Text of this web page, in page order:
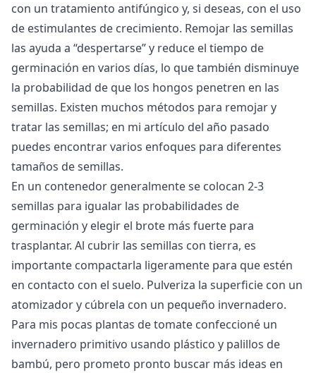
con un tratamiento antifúngico y, si deseas, con el uso
de estimulantes de crecimiento. Remojar las semillas
las ayuda a “despertarse” y reduce el tiempo de
germinación en varios días, lo que también disminuye
la probabilidad de que los hongos penetren en las
semillas. Existen muchos métodos para remojar y
tratar las semillas; en mi artículo del año pasado
puedes encontrar varios enfoques para diferentes
tamaños de semillas.
En un contenedor generalmente se colocan 2-3
semillas para igualar las probabilidades de
germinación y elegir el brote más fuerte para
trasplantar. Al cubrir las semillas con tierra, es
importante compactarla ligeramente para que estén
en contacto con el suelo. Pulveriza la superficie con un
atomizador y cúbrela con un pequeño invernadero.
Para mis pocas plantas de tomate confeccioné un
invernadero primitivo usando plástico y palillos de
bambú, pero prometo pronto buscar más ideas en